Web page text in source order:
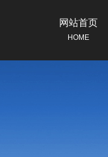
网站首页
HOME